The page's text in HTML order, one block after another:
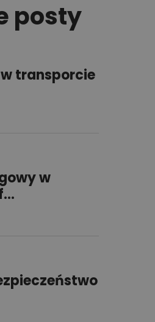
posty
transporcie
w